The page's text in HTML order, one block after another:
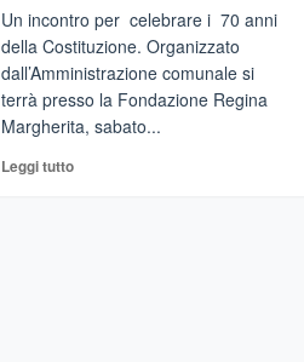
Un incontro per celebrare i 70 anni
della Costituzione. Organizzato
dall’Amministrazione comunale si
terrà presso la Fondazione Regina
Margherita, sabato...
Leggi tuttoLeggi